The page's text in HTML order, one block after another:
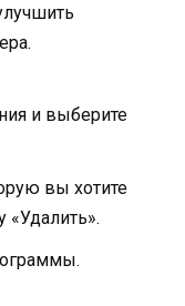
и выберите
вы хотите
«Удалить».